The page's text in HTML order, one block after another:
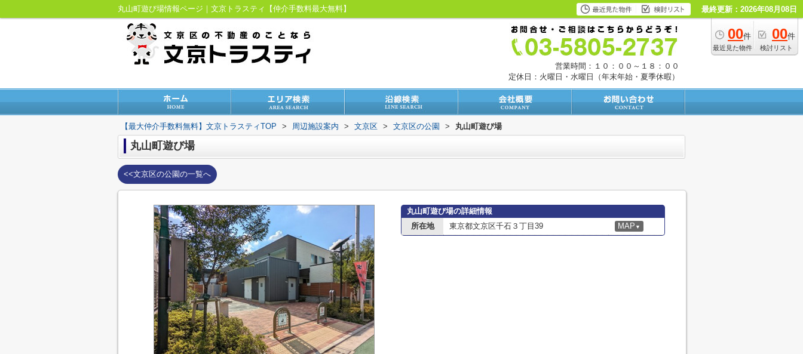
丸山町遊び場情報ページ｜文京トラスティ【仲介手数料最大無料】 最終更新：2026年08月08日
00件
最近見た物件
00件
検討リスト
営業時間：１０：００～１８：００
定休日：火曜日・水曜日（年末年始・夏季休暇）
【最大仲介手数料無料】文京トラスティTOP > 周辺施設案内 > 文京区 > 文京区の公園 > 丸山町遊び場
丸山町遊び場
<<文京区の公園の一覧へ
丸山町遊び場の詳細情報
所在地
東京都文京区千石３丁目39 MAP ▼